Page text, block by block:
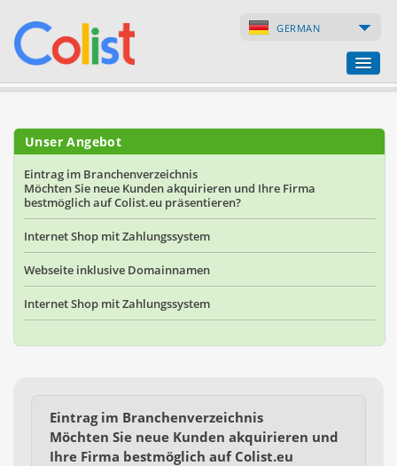
GERMAN
Firmenverzeichnis
Webseiten
Internet-Shops
Unser Angebot
Eintrag im Branchenverzeichnis
Möchten Sie neue Kunden akquirieren und Ihre Firma
bestmöglich auf Colist.eu präsentieren?
Internet Shop mit Zahlungssystem
Webseite inklusive Domainnamen
Internet Shop mit Zahlungssystem
Eintrag im Branchenverzeichnis
Möchten Sie neue Kunden akquirieren und
Ihre Firma bestmöglich auf Colist.eu